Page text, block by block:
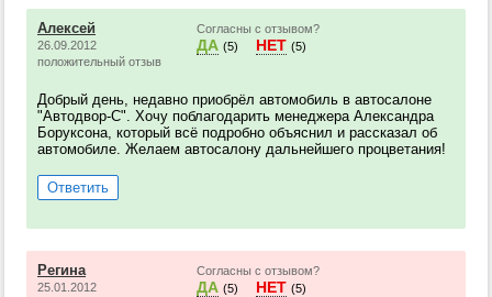
Алексей
26.09.2012
положительный отзыв
Согласны с отзывом?
ДА (5) НЕТ (5)
Добрый день, недавно приобрёл автомобиль в автосалоне
"Автодвор-С". Хочу поблагодарить менеджера Александра
Боруксона, который всё подробно объяснил и рассказал об
автомобиле. Желаем автосалону дальнейшего процветания!
Ответить
Регина
25.01.2012
Согласны с отзывом?
ДА (5) НЕТ (5)